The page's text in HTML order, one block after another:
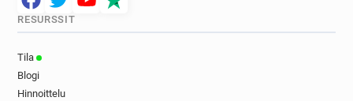
RESURSSIT
Tila
Blogi
Hinnoittelu